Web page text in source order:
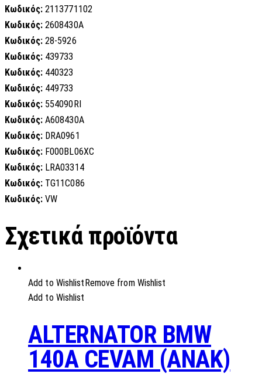
Κωδικός: 2113771102
Κωδικός: 2608430A
Κωδικός: 28-5926
Κωδικός: 439733
Κωδικός: 440323
Κωδικός: 449733
Κωδικός: 554090RI
Κωδικός: A608430A
Κωδικός: DRA0961
Κωδικός: F000BL06XC
Κωδικός: LRA03314
Κωδικός: TG11C086
Κωδικός: VW
Σχετικά προϊόντα
Add to Wishlist Remove from Wishlist
Add to Wishlist
ALTERNATOR BMW
140A CEVAM (ANAK)